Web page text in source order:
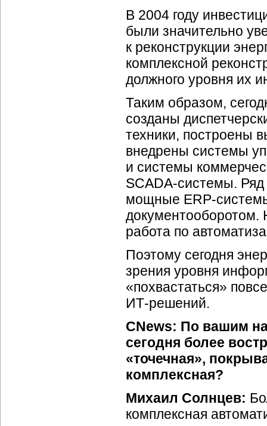
В 2004 году
были значительно
к реконструкции
комплексной
должного уровня их
Таким образом,
созданы
техники, построены
внедрены системы
и системы
SCADA-системы. Ряд
мощные ERP-
документооборотом.
работа по
Поэтому сегодня
зрения уровня
«похвастаться»
ИТ-решений.
CNews: По вашим
сегодня более
«точечная»,
комплексная?
Михаил Солнцев:
комплексная